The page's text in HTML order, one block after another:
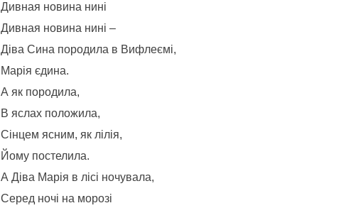
Дивная новина нині
Дивная новина нині –
Діва Сина породила в Вифлеємі,
Марія єдина.
А як породила,
В яслах положила,
Сінцем ясним, як лілія,
Йому постелила.
А Діва Марія в лісі ночувала,
Серед ночі на морозі